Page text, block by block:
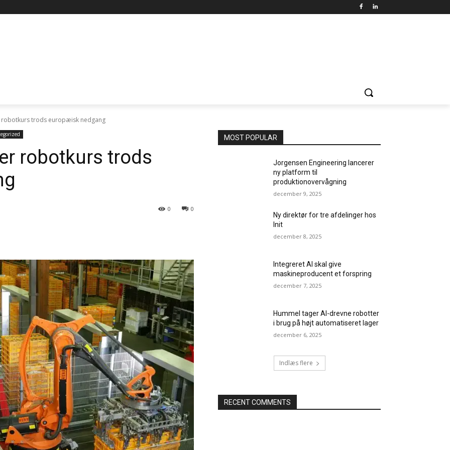
trods europæisk nedgang
robotkurs trods
0
0
MOST POPULAR
Jorgensen Engineering lancerer
ny platform til
produktionovervågning
december 9, 2025
Ny direktør for tre afdelinger hos
Init
december 8, 2025
Integreret AI skal give
maskineproducent et forspring
december 7, 2025
Hummel tager AI-drevne robotter
i brug på højt automatiseret lager
december 6, 2025
Indlæs flere
RECENT COMMENTS